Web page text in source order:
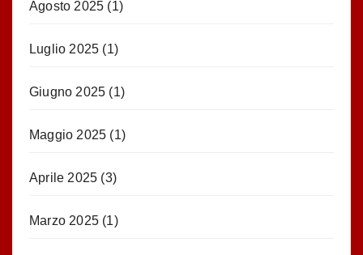
Agosto 2025 (1)
Luglio 2025 (1)
Giugno 2025 (1)
Maggio 2025 (1)
Aprile 2025 (3)
Marzo 2025 (1)